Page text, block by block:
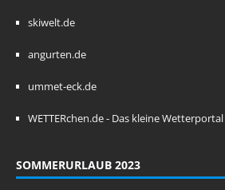
skiwelt.de
angurten.de
ummet-eck.de
WETTERchen.de - Das kleine Wetterportal
SOMMERURLAUB 2023